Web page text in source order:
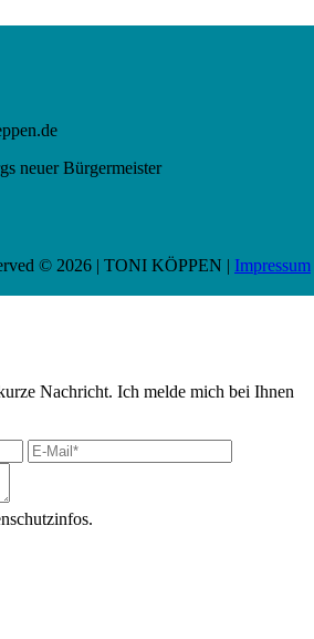
© 2026 | TONI KÖPPEN | Impressum
Nachricht. Ich melde mich bei Ihnen